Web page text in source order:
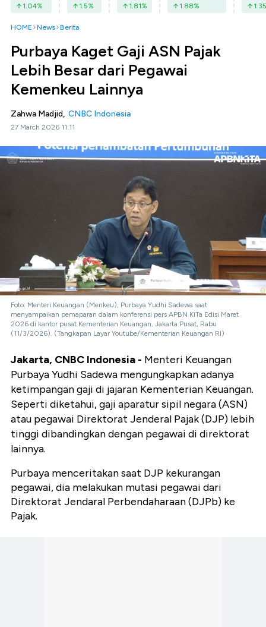
1.04% 1.5% 1.81% 1.88% 1.35
HOME News Berita
Purbaya Kaget Gaji ASN Pajak
Lebih Besar dari Pegawai
Kemenkeu Lainnya
Zahwa Madjid, CNBC Indonesia
27 March 2026 11:11
Foto: Menteri Keuangan (Menkeu), Purbaya Yudhi Sadewa saat
menyampaikan pemaparan dalam konferensi pers APBN KiTa Edisi Maret
2026 di kantor pusat Kementerian Keuangan, Jakarta Pusat, Rabu
(11/3/2026). (Tangkapan Layar Youtube/Kementerian Keuangan RI)
Jakarta, CNBC Indonesia - Menteri Keuangan
Purbaya Yudhi Sadewa mengungkapkan adanya
ketimpangan gaji di jajaran Kementerian Keuangan.
Seperti diketahui, gaji aparatur sipil negara (ASN)
atau pegawai Direktorat Jenderal Pajak (DJP) lebih
tinggi dibandingkan dengan pegawai di direktorat
lainnya.
Purbaya menceritakan saat DJP kekurangan
pegawai, dia melakukan mutasi pegawai dari
Direktorat Jendaral Perbendaharaan (DJPb) ke
Pajak.